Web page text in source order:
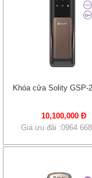
Khóa cửa Solity GSP-
10,100,000 Đ
Giá ưu đãi :0964